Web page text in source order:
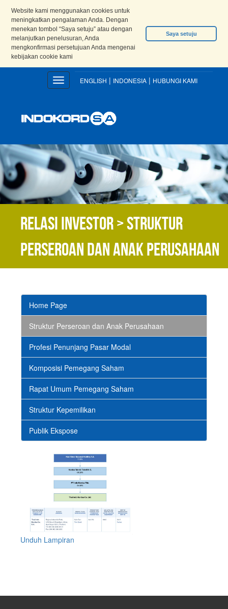
Website kami menggunakan cookies untuk
meningkatkan pengalaman Anda. Dengan
menekan tombol “Saya setuju” atau dengan
melanjutkan penelusuran, Anda
mengkonfirmasi persetujuan Anda mengenai
kebijakan cookie kami
Saya setuju
ENGLISH | INDONESIA | HUBUNGI KAMI
Toggle
navigation
Relasi Investor > Struktur
Perseroan dan Anak Perusahaan
Home Page
Struktur Perseroan dan Anak Perusahaan
Profesi Penunjang Pasar Modal
Komposisi Pemegang Saham
Rapat Umum Pemegang Saham
Struktur Kepemilikan
Publik Ekspose
Unduh Lampiran